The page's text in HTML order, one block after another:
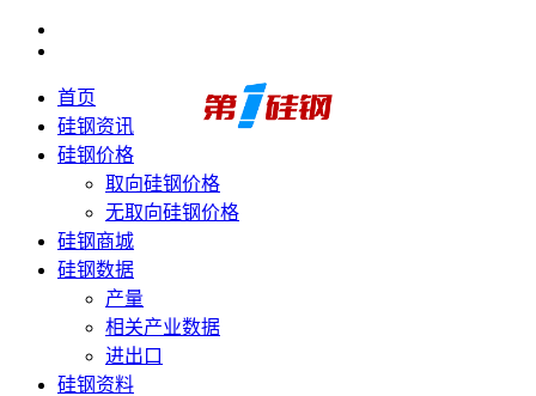
首页
硅钢资讯
硅钢价格
取向硅钢价格
无取向硅钢价格
硅钢商城
硅钢数据
产量
相关产业数据
进出口
硅钢资料